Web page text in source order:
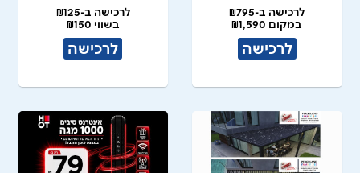
לרכישה ב-₪795
במקום ₪1,590
לרכישה
לרכישה ב-₪125
בשווי ₪150
לרכישה